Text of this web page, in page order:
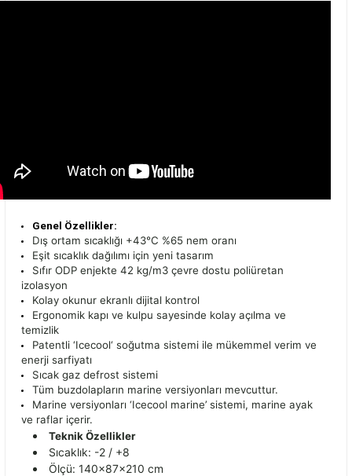
Genel Özellikler:
Dış ortam sıcaklığı +43°C %65 nem oranı
Eşit sıcaklık dağılımı için yeni tasarım
Sıfır ODP enjekte 42 kg/m3 çevre dostu poliüretan
izolasyon
Kolay okunur ekranlı dijital kontrol
Ergonomik kapı ve kulpu sayesinde kolay açılma ve
temizlik
Patentli ‘Icecool‘ soğutma sistemi ile mükemmel verim ve
enerji sarfiyatı
Sıcak gaz defrost sistemi
Tüm buzdolapların marine versiyonları mevcuttur.
Marine versiyonları ‘Icecool marine’ sistemi, marine ayak
ve raflar içerir.
Teknik Özellikler
Sıcaklık: -2 / +8
Ölçü: 140x87x210 cm